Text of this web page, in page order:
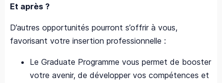
Et après ?
D’autres opportunités pourront s’offrir à vous,
favorisant votre insertion professionnelle :
Le Graduate Programme vous permet de booster
votre avenir, de développer vos compétences et